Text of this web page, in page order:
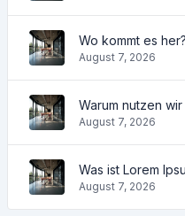
Wo kommt es her?
August 7, 2026
Warum nutzen wir
August 7, 2026
Was ist Lorem
August 7, 2026